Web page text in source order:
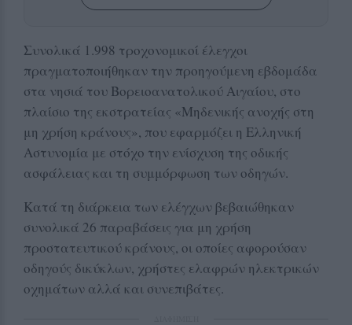
Συνολικά 1.998 τροχονομικοί έλεγχοι
πραγματοποιήθηκαν την προηγούμενη εβδομάδα
στα νησιά του Βορειοανατολικού Αιγαίου, στο
πλαίσιο της εκστρατείας «Μηδενικής ανοχής στη
μη χρήση κράνους», που εφαρμόζει η Ελληνική
Αστυνομία με στόχο την ενίσχυση της οδικής
ασφάλειας και τη συμμόρφωση των οδηγών.
Κατά τη διάρκεια των ελέγχων βεβαιώθηκαν
συνολικά 26 παραβάσεις για μη χρήση
προστατευτικού κράνους, οι οποίες αφορούσαν
οδηγούς δικύκλων, χρήστες ελαφρών ηλεκτρικών
οχημάτων αλλά και συνεπιβάτες.